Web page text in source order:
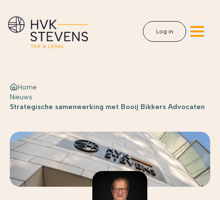
Log in
Home
Nieuws
Strategische samenwerking met Booij Bikkers Advocaten